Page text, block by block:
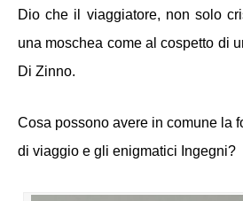
Dio che il viaggiatore, non solo
una moschea come al cospetto di
Di Zinno.
Cosa possono avere in comune la
di viaggio e gli enigmatici Ingegni?